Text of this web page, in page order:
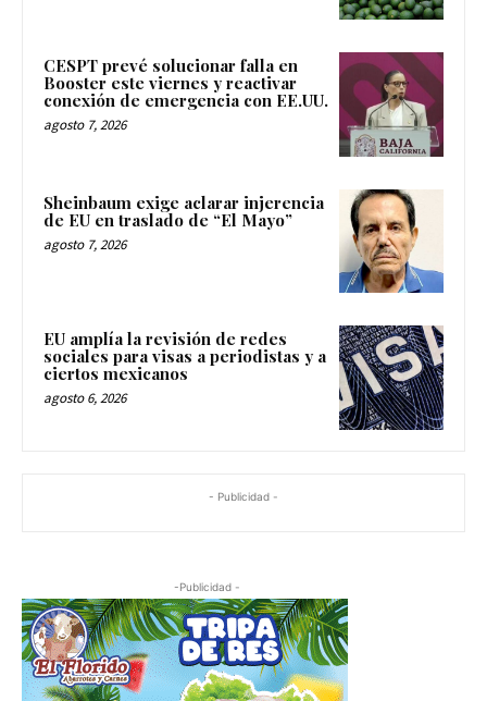
CESPT prevé solucionar falla en
Booster este viernes y reactivar
conexión de emergencia con EE.UU.
agosto 7, 2026
Sheinbaum exige aclarar injerencia
de EU en traslado de “El Mayo”
agosto 7, 2026
EU amplía la revisión de redes
sociales para visas a periodistas y a
ciertos mexicanos
agosto 6, 2026
- Publicidad -
-Publicidad -